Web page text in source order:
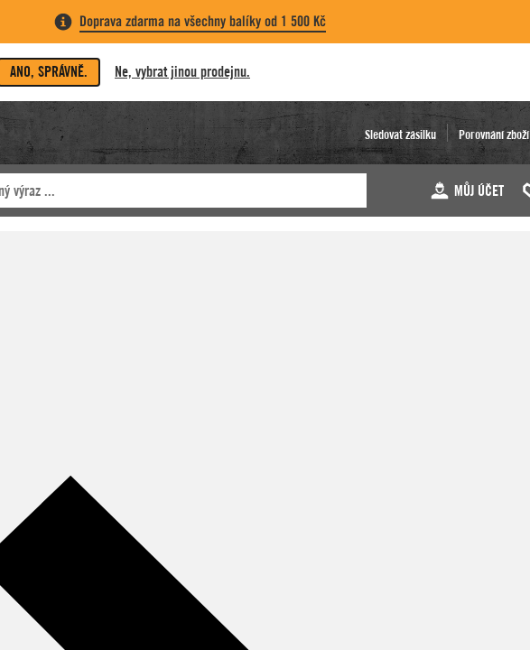
Doprava zdarma na všechny balíky od 1 500 Kč
ANO, SPRÁVNĚ. Ne, vybrat jinou prodejnu.
Sledovat zásilku Porovnání zboží
MŮJ ÚČET